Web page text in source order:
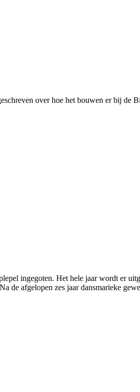
over hoe het bouwen er bij de
ingegoten. Het hele jaar wordt er
de afgelopen zes jaar dansmarieke